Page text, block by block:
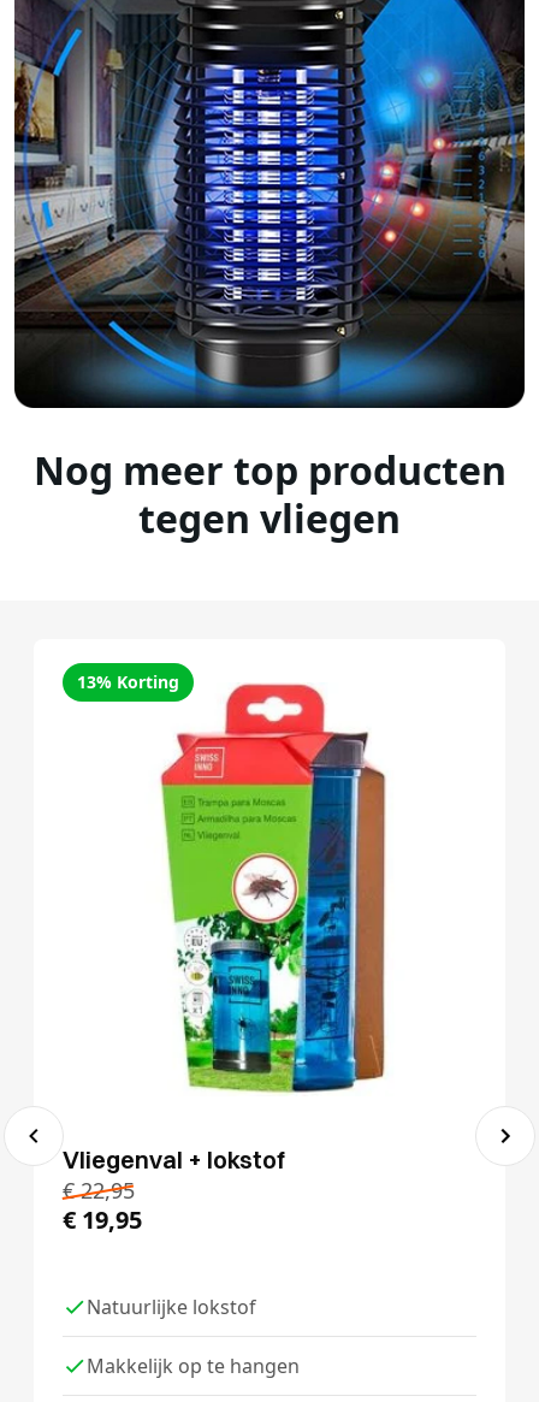
Nog meer top producten
tegen vliegen
13% Korting
Vliegenval + lokstof
€22,95
€ 19,95
Natuurlijke lokstof
Makkelijk op te hangen